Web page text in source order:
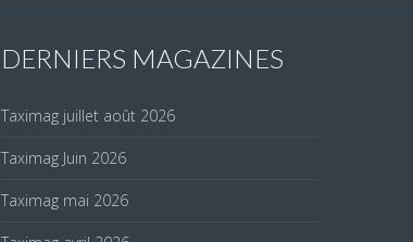
DERNIERS MAGAZINES
Taximag juillet août 2026
Taximag Juin 2026
Taximag mai 2026